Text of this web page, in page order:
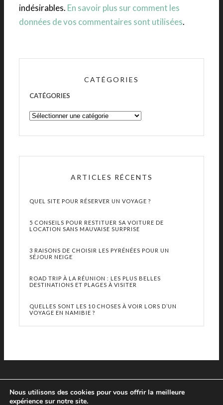
indésirables. En savoir plus sur comment les
données de vos commentaires sont utilisées.
CATÉGORIES
CATÉGORIES
ARTICLES RÉCENTS
QUEL SITE POUR RÉSERVER UN VOYAGE ?
5 CONSEILS POUR RESTITUER SA VOITURE DE
LOCATION SANS MAUVAISE SURPRISE
3 RAISONS DE CHOISIR LES PYRÉNÉES POUR UN
SÉJOUR NEIGE
ROAD TRIP À LA RÉUNION : LES PLUS BELLES
DESTINATIONS ET PLAGES À VISITER
QUELLES SONT LES 10 CHOSES À VOIR LORS D’UN
VOYAGE EN NAMIBIE ?
Nous utilisons des cookies pour vous offrir la meilleure
expérience sur notre site.